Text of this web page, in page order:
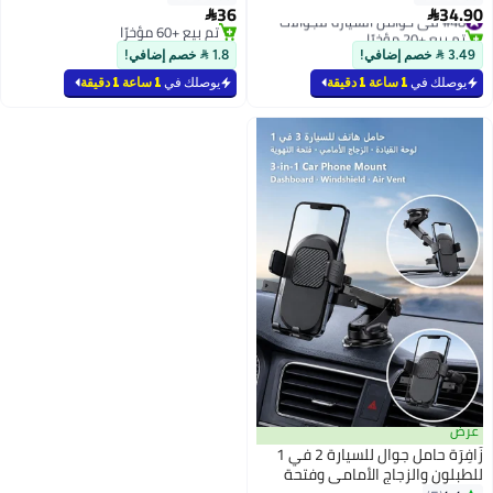
سيارة عالمي مناسب لأجهزة
iPhone وAndroid وجميع الهواتف
الذكية، أسود داكن
36
تم بيع +60 مؤخرًا
تم بيع +60 مؤخرًا1.8  خصم إضافي!
يوصلك في1 ساعة 1 دقيقة
زَافِرَة حامل جوال للسيارة 2 في 1